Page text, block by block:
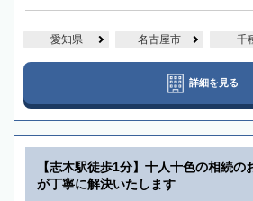
愛知県 名古屋市 千
詳細を見る
【志木駅徒歩1分】十人十色の相続
が丁寧に解決いたします